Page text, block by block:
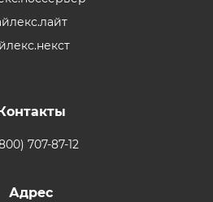
Контакты
707-87-12
Адрес